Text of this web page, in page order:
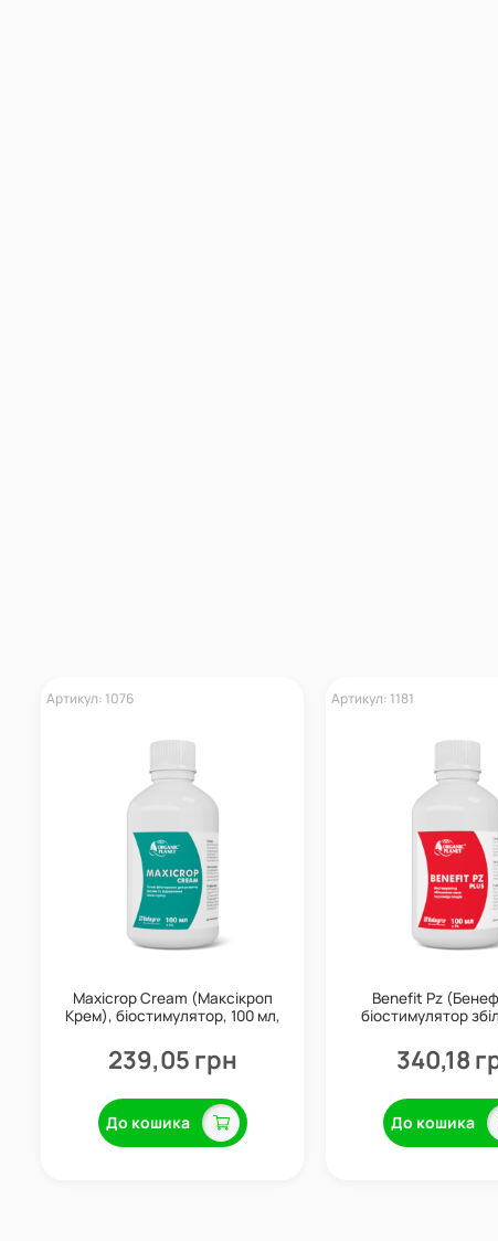
Артикул: 1076
Maxicrop Cream (Максікроп
Крем), біостимулятор, 100 мл,
239,05 грн
До кошика
Артикул: 1181
Benefit Pz
біостимулятор
340,18
До кошика